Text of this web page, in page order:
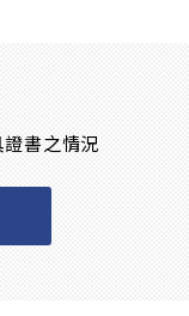
證書之情況